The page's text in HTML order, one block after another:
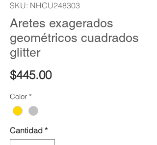
SKU: NHCU248303
Aretes exagerados
geométricos cuadrados
glitter
$445.00Precio
Color *
Cantidad *